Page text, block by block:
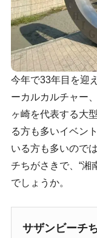
今年で33年目を迎
ーカルカルチャー
ヶ崎を代表する大
る方も多いイベン
いる方も多いので
チちがさきで、“湘
でしょうか。
サザンビーチ